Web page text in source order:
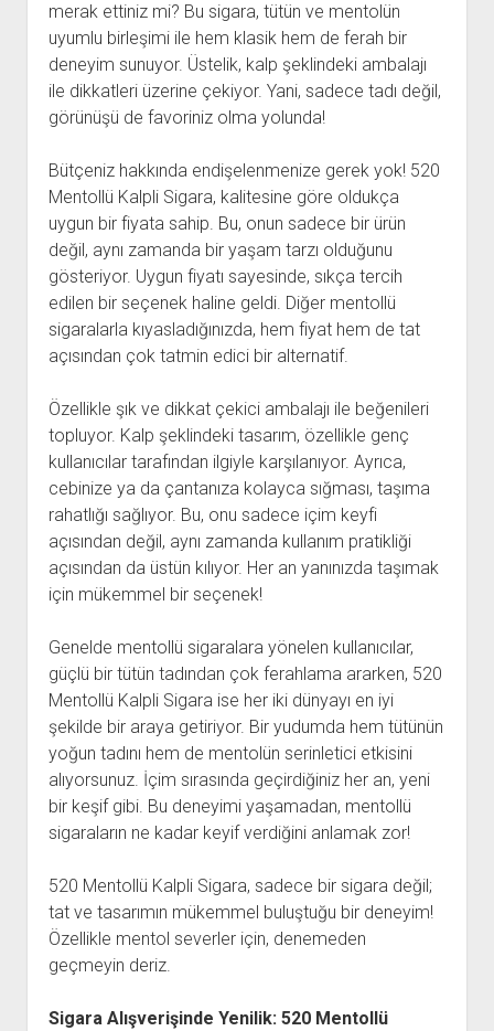
merak ettiniz mi? Bu sigara, tütün ve mentolün
uyumlu birleşimi ile hem klasik hem de ferah bir
deneyim sunuyor. Üstelik, kalp şeklindeki ambalajı
ile dikkatleri üzerine çekiyor. Yani, sadece tadı değil,
görünüşü de favoriniz olma yolunda!
Bütçeniz hakkında endişelenmenize gerek yok! 520
Mentollü Kalpli Sigara, kalitesine göre oldukça
uygun bir fiyata sahip. Bu, onun sadece bir ürün
değil, aynı zamanda bir yaşam tarzı olduğunu
gösteriyor. Uygun fiyatı sayesinde, sıkça tercih
edilen bir seçenek haline geldi. Diğer mentollü
sigaralarla kıyasladığınızda, hem fiyat hem de tat
açısından çok tatmin edici bir alternatif.
Özellikle şık ve dikkat çekici ambalajı ile beğenileri
topluyor. Kalp şeklindeki tasarım, özellikle genç
kullanıcılar tarafından ilgiyle karşılanıyor. Ayrıca,
cebinize ya da çantanıza kolayca sığması, taşıma
rahatlığı sağlıyor. Bu, onu sadece içim keyfi
açısından değil, aynı zamanda kullanım pratikliği
açısından da üstün kılıyor. Her an yanınızda taşımak
için mükemmel bir seçenek!
Genelde mentollü sigaralara yönelen kullanıcılar,
güçlü bir tütün tadından çok ferahlama ararken, 520
Mentollü Kalpli Sigara ise her iki dünyayı en iyi
şekilde bir araya getiriyor. Bir yudumda hem tütünün
yoğun tadını hem de mentolün serinletici etkisini
alıyorsunuz. İçim sırasında geçirdiğiniz her an, yeni
bir keşif gibi. Bu deneyimi yaşamadan, mentollü
sigaraların ne kadar keyif verdiğini anlamak zor!
520 Mentollü Kalpli Sigara, sadece bir sigara değil;
tat ve tasarımın mükemmel buluştuğu bir deneyim!
Özellikle mentol severler için, denemeden
geçmeyin deriz.
Sigara Alışverişinde Yenilik: 520 Mentollü